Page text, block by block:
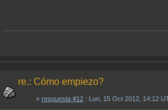
re.: Cómo empiezo?
« respuesta #12 : Lun, 15 Oct 2012, 14:12